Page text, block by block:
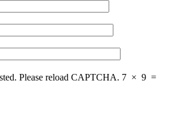
Please reload CAPTCHA. 7 × 9 =